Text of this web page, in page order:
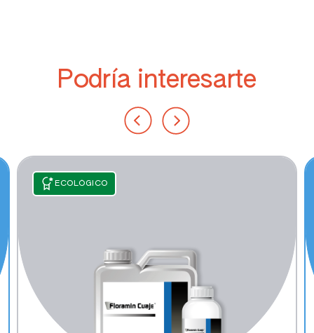
Nabo
Perifollo
Podría interesarte
ECOLÓGICO